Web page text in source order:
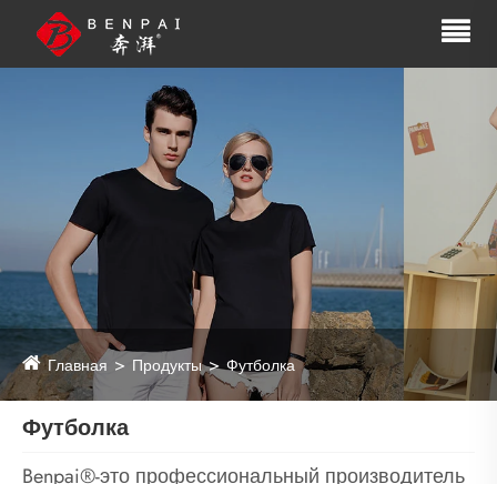
Главная Продукты Футболка
Футболка
Benpai®-это профессиональный производитель